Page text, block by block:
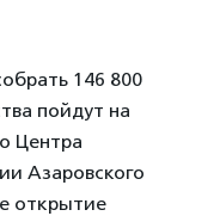
146 800
пойдут на
Центра
Азаровского
открытие